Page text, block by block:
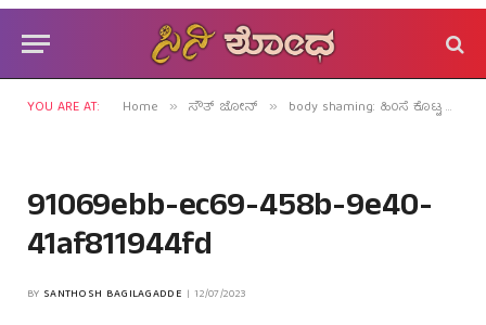
YOU ARE AT: Home » ಸೌತ್ ಜೋನ್ » body shaming: ಹಿಂಸೆ ಕೊಟ್ಟ ಕೀಚಕ ನಿರ್ದೇಶಕರ್ಯಾರು?
91069ebb-ec69-458b-9e40-
41af811944fd
BY SANTHOSH BAGILAGADDE 12/07/2023